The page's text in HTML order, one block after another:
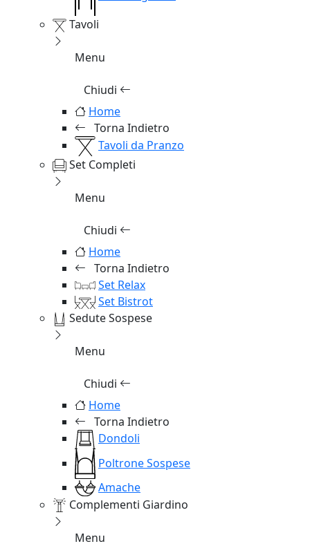
Tavoli
Menu
Chiudi
Home
Torna Indietro
Tavoli da Pranzo
Set Completi
Menu
Chiudi
Home
Torna Indietro
Set Relax
Set Bistrot
Sedute Sospese
Menu
Chiudi
Home
Torna Indietro
Dondoli
Poltrone Sospese
Amache
Complementi Giardino
Menu